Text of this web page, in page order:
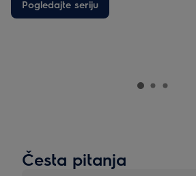
Pogledajte seriju
Česta pitanja